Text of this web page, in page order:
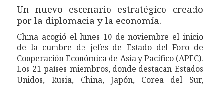
Un nuevo escenario estratégico creado
por la diplomacia y la economía.
China acogió el lunes 10 de noviembre el inicio
de la cumbre de jefes de Estado delForo de
Cooperación Económica de Asia y Pacífico (APEC).
Los 21 países miembros, donde destacan Estados
Unidos, Rusia, China, Japón, Corea del Sur,